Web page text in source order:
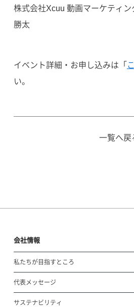
株式会社Xcuu 動画マーケティン
勝太
イベント詳細・お申し込みは「
い。
一覧へ戻
会社情報
私たちが目指すところ
代表メッセージ
サステナビリティ